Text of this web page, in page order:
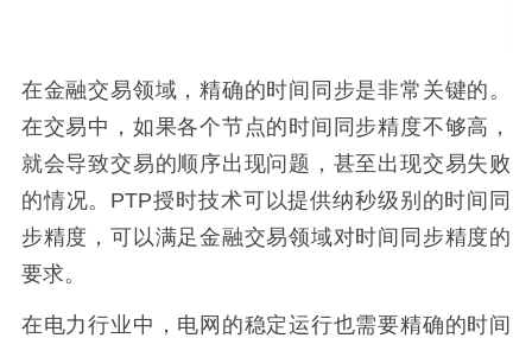
在金融交易领域，精确的时间同步是非常关键的。
在交易中，如果各个节点的时间同步精度不够高，
就会导致交易的顺序出现问题，甚至出现交易失败
的情况。PTP授时技术可以提供纳秒级别的时间同
步精度，可以满足金融交易领域对时间同步精度的
要求。
在电力行业中，电网的稳定运行也需要精确的时间